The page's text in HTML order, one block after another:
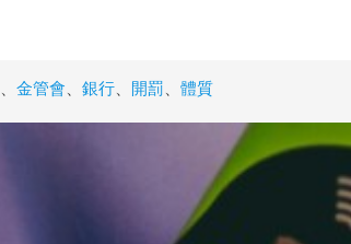
、 金管會、 銀行、 開罰、 體質